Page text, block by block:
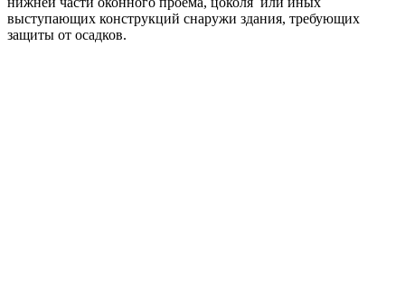
выступающих конструкций снаружи здания, требующих
защиты от осадков.